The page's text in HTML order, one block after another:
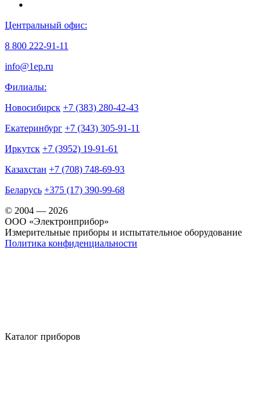
Центральный офис:
8 800 222-91-11
info@1ep.ru
Филиалы:
Новосибирск +7 (383) 280-42-43
Екатеринбург +7 (343) 305-91-11
Иркутск +7 (3952) 19-91-61
Казахстан +7 (708) 748-69-93
Беларусь +375 (17) 390-99-68
© 2004 — 2026
OOO «Электронприбор»
Измерительные приборы и испытательное оборудование
Политика конфиденциальности
Каталог приборов